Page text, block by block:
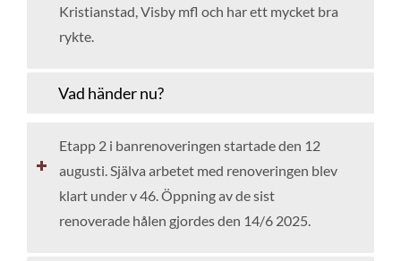
Kristianstad, Visby mfl och har ett mycket bra
rykte.
Vad händer nu?
Etapp 2 i banrenoveringen startade den 12
augusti. Själva arbetet med renoveringen blev
klart under v 46. Öppning av de sist
renoverade hålen gjordes den 14/6 2025.